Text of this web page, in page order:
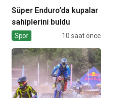
Süper Enduro’da kupalar
sahiplerini buldu
Spor 10 saat önce